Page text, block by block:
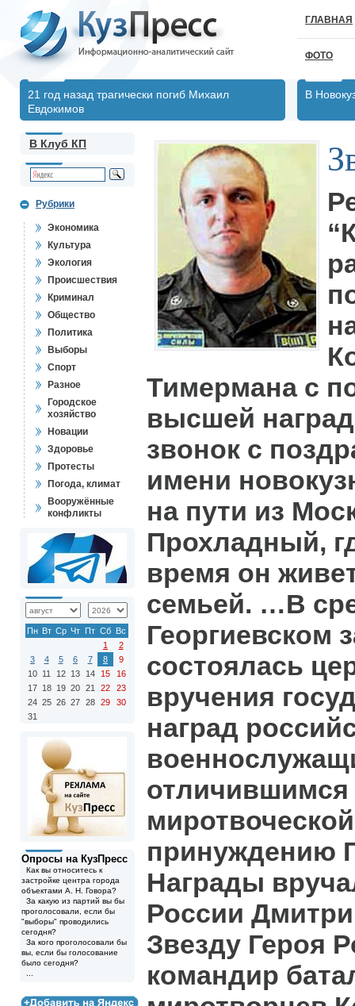
ГЛАВНАЯ
ФОТО
21 год назад трагически погиб Михаил
Евдокимов
В
В Клуб КП
Рубрики
Экономика
Культура
Экология
Происшествия
Криминал
Общество
Политика
Выборы
Спорт
Разное
Городское
хозяйство
Новации
Здоровье
Протесты
Погода, климат
Вооружённые
конфликты
Пн Вт Ср Чт Пт Сб Вс
1
2
3
4 5 6 7 8
9
10 11 12 13 14 15
16
17 18 19 20 21 22
23
24 25 26 27 28 29
30
31
Опросы на КузПресс
Как вы относитесь к
застройке центра города
объектами А. Н. Говора?
За какую из партий вы бы
проголосовали, если бы
"выборы" проводились
сегодня?
За кого проголосовали бы
вы, если бы голосование
было сегодня?
Тимермана с
высшей
звонок с
имени
на пути из
Прохладный,
время он
семьей. …В
Георгиевском
состоялась
вручения
наград
отличившимся
принуждению
Награды
России
Звезду Героя
командир